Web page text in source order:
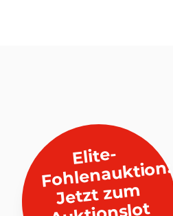
Elite-
Fohlenauktion:
Jetzt zu
m